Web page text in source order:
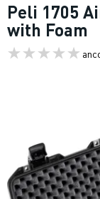
Peli 1705
with Foam